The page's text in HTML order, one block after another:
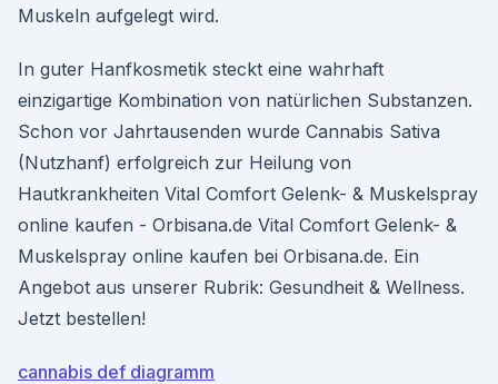
Muskeln aufgelegt wird.
In guter Hanfkosmetik steckt eine wahrhaft
einzigartige Kombination von natürlichen Substanzen.
Schon vor Jahrtausenden wurde Cannabis Sativa
(Nutzhanf) erfolgreich zur Heilung von
Hautkrankheiten Vital Comfort Gelenk- & Muskelspray
online kaufen - Orbisana.de Vital Comfort Gelenk- &
Muskelspray online kaufen bei Orbisana.de. Ein
Angebot aus unserer Rubrik: Gesundheit & Wellness.
Jetzt bestellen!
cannabis def diagramm